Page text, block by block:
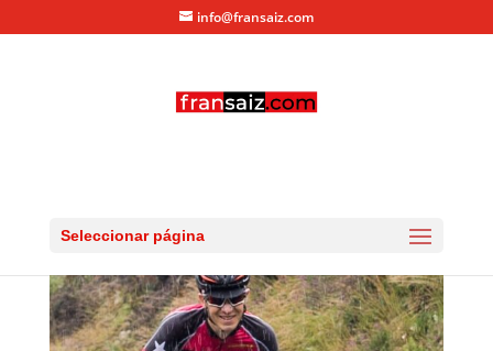
info@fransaiz.com
Seleccionar página